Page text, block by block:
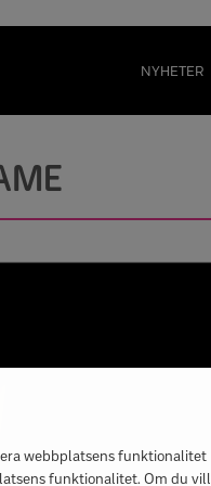
webbplatsens funktionalitet
funktionalitet. Om du vill
NYHETER